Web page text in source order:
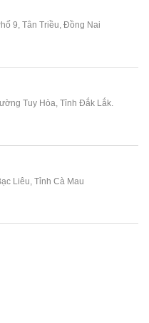
9, Tân Triều, Đồng Nai
Tuy Hòa, Tỉnh Đắk Lắk.
Liêu, Tỉnh Cà Mau